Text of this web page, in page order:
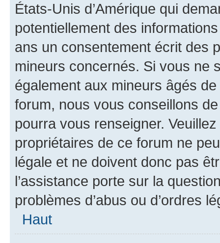
États-Unis d’Amérique qui
potentiellement des
ans un consentement écrit des
mineurs concernés. Si vous ne
également aux mineurs âgés
forum, nous vous conseillons
pourra vous renseigner.
propriétaires de ce forum ne
légale et ne doivent donc pas
l’assistance porte sur la
problèmes d’abus ou d’ordres
Haut